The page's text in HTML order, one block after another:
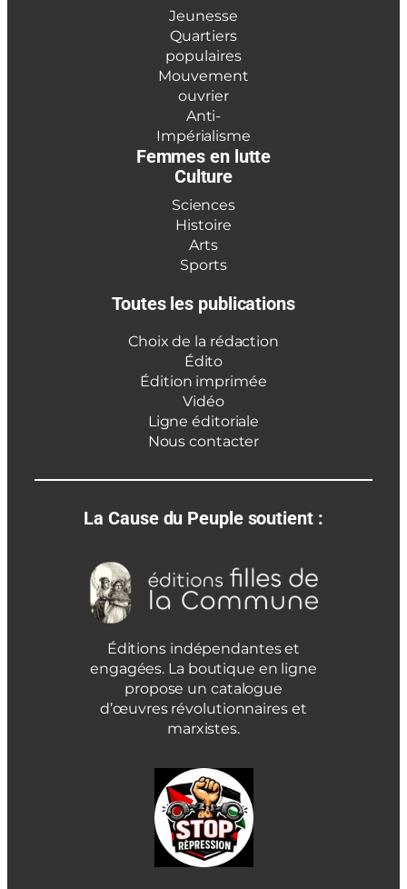
Jeunesse
Quartiers
populaires
Mouvement
ouvrier
Anti-
Impérialisme
Femmes en lutte
Culture
Sciences
Histoire
Arts
Sports
Toutes les publications
Choix de la rédaction
Édito
Édition imprimée
Vidéo
Ligne éditoriale
Nous contacter
La Cause du Peuple soutient :
Éditions indépendantes et
engagées. La boutique en ligne
propose un catalogue
d’œuvres révolutionnaires et
marxistes.